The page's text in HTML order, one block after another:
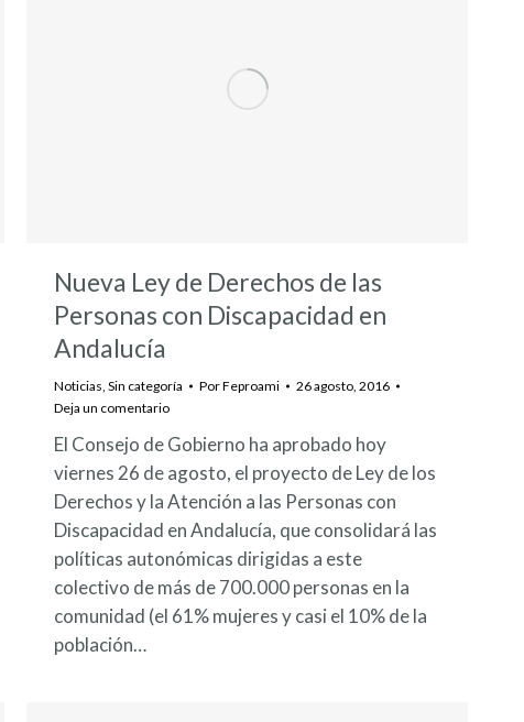
Nueva Ley de Derechos de las
Personas con Discapacidad en
Andalucía
Noticias Sin categoría PorFeproami
26 agosto, 2016
Deja un comentario
El Consejo de Gobierno ha aprobado hoy
viernes 26 de agosto, el proyecto de Ley de los
Derechos y la Atención a las Personas con
Discapacidad en Andalucía, que consolidará las
políticas autonómicas dirigidas a este
colectivo de más de 700.000 personas en la
comunidad (el 61% mujeres y casi el 10% de la
población…